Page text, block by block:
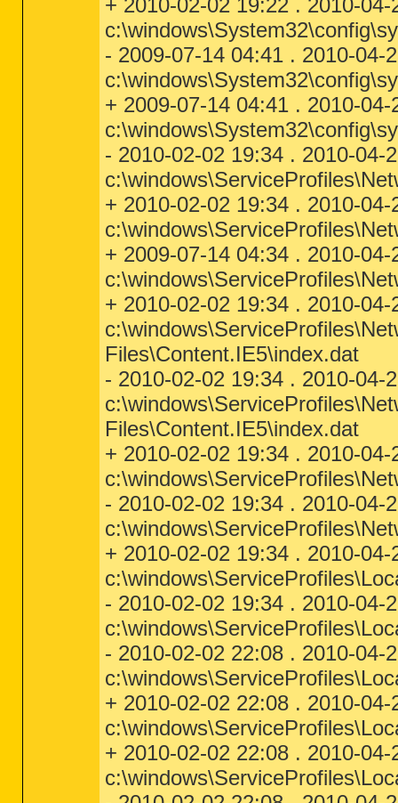
+ 2010-02-02 19:22 . 2010-
- 2009-07-14 04:41 . 2010-04-
+ 2009-07-14 04:41 . 2010-
- 2010-02-02 19:34 . 2010-04-
+ 2010-02-02 19:34 . 2010-
+ 2009-07-14 04:34 . 2010-
+ 2010-02-02 19:34 . 2010-
Files\Content.IE5\index.dat
- 2010-02-02 19:34 . 2010-04-
Files\Content.IE5\index.dat
+ 2010-02-02 19:34 . 2010-
- 2010-02-02 19:34 . 2010-04-
+ 2010-02-02 19:34 . 2010-
- 2010-02-02 19:34 . 2010-04-
- 2010-02-02 22:08 . 2010-04-
+ 2010-02-02 22:08 . 2010-
+ 2010-02-02 22:08 . 2010-